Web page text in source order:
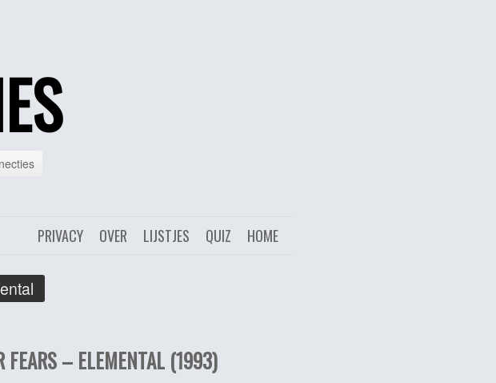
HOME
QUIZ
LIJSTJES
OVER
PRIVACY
FEARS – ELEMENTAL (1993)